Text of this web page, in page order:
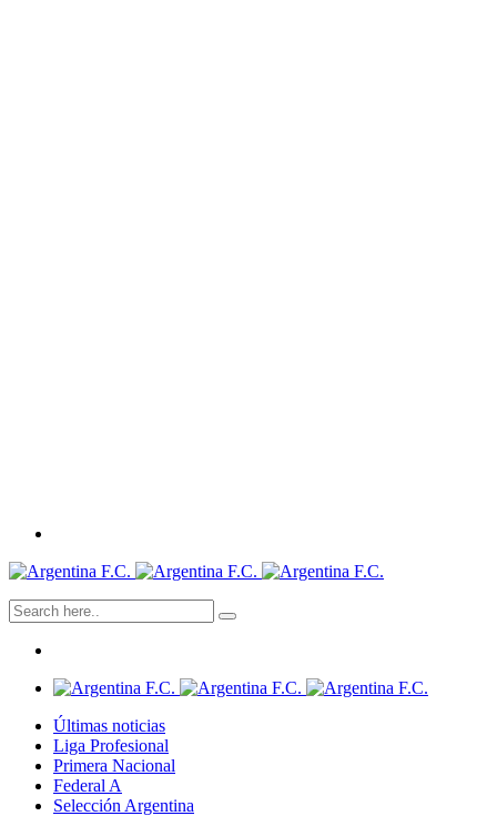
Últimas noticias
Liga Profesional
Primera Nacional
Federal A
Selección Argentina